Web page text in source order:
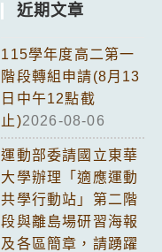
近期文章
115學年度高二第一
階段轉組申請(8月13
日中午12點截
止)2026-08-06
運動部委請國立東華
大學辦理「適應運動
共學行動站」第二階
段與離島場研習海報
及各區簡章，請踴躍